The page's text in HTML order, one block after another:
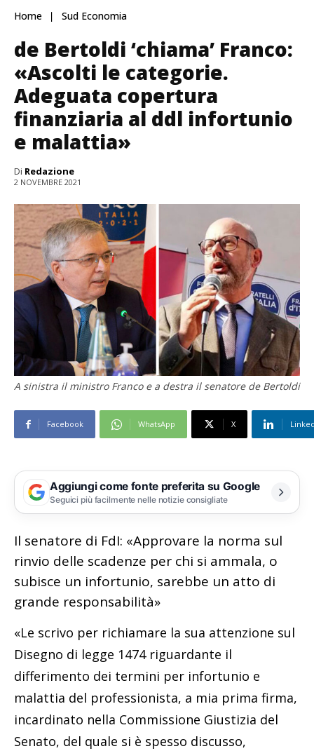
Home Sud Economia
de Bertoldi ‘chiama’ Franco:
«Ascolti le categorie.
Adeguata copertura
finanziaria al ddl infortunio
e malattia»
Di Redazione
2 NOVEMBRE 2021
A sinistra il ministro Franco e a destra il senatore de Bertoldi
Facebook WhatsApp X
Aggiungi come fonte preferita su Google
Seguici più facilmente nelle notizie consigliate
Il senatore di FdI: «Approvare la norma sul
rinvio delle scadenze per chi si ammala, o
subisce un infortunio, sarebbe un atto di
grande responsabilità»
«Le scrivo per richiamare la sua attenzione sul
Disegno di legge 1474 riguardante il
differimento dei termini per infortunio e
malattia del professionista, a mia prima firma,
incardinato nella Commissione Giustizia del
Senato, del quale si è spesso discusso,